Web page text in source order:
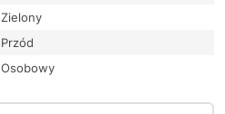
Zielony
Przód
Osobowy